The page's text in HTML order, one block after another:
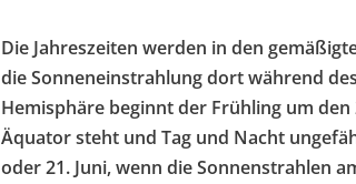
Die Jahreszeiten werden in den
die Sonneneinstrahlung dort während
Hemisphäre beginnt der Frühling um
Äquator steht und Tag und Nacht
oder 21. Juni, wenn die Sonnenstrahlen